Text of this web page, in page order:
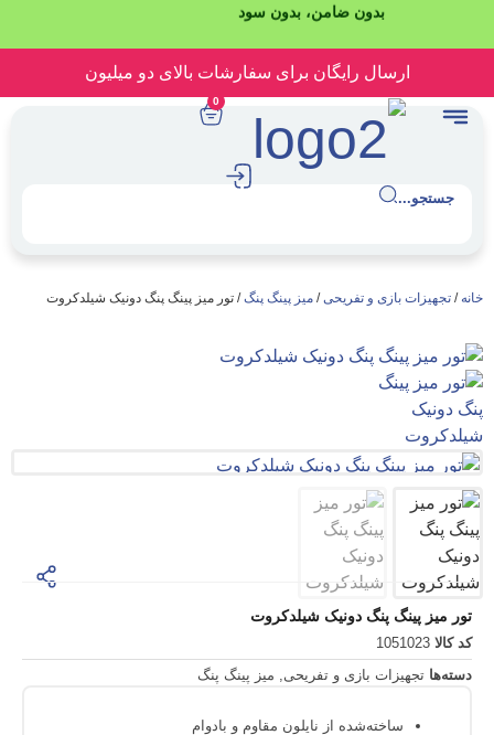
بدون ضامن، بدون سود
رایگان برای سفارشات بالای دو میلیون
0
بازی و تفریحی/میز پینگ پنگ / تور میز پینگ پنگ دونیک شیلدکروت
پنگ دونیک شیلدکروت
بازی و تفریحی ,میز پینگ پنگ
ساخته‌شده از نایلون مقاوم و بادوام